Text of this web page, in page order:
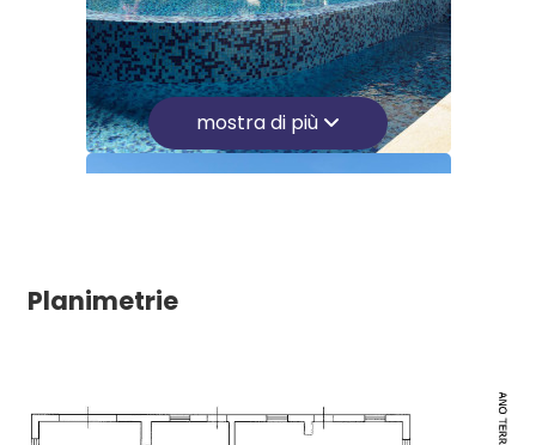
Impianto Telefonico
Lavatrice
TV
Posto auto scoperto
Vista panoramica
mostra di più
Planimetrie